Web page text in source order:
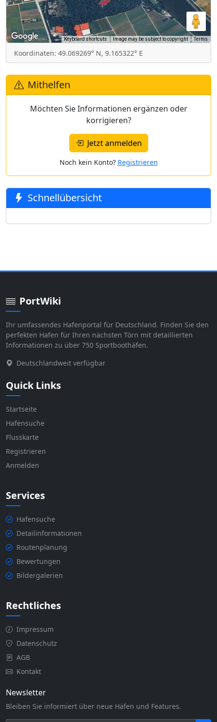
Keyboard shortcuts Image may be subject to copyright Terms
Koordinaten: 49.069269° N, 9.165322° E
Mithelfen
Möchten Sie Informationen ergänzen oder
korrigieren?
Jetzt anmelden
Noch kein Konto? Registrieren
Schnellübersicht
PortWiki
Ihr umfassendes Hafenportal für Deutschland. Finden Sie den
perfekten Hafen für Ihren nächsten Törn mit detaillierten
Informationen zu über 750 Sportboothäfen.
Deutschlandweit verfügbar
Quick Links
Startseite
Hafensuche
Flusskarte
Registrieren
Anmelden
Services
Hafensuche
Detailinformationen
Routenplanung
Bewertungen
Bildergalerien
Rechtliches
Impressum
Datenschutz
AGB
Kontakt
Newsletter
Bleiben Sie informiert über neue Häfen und Features.